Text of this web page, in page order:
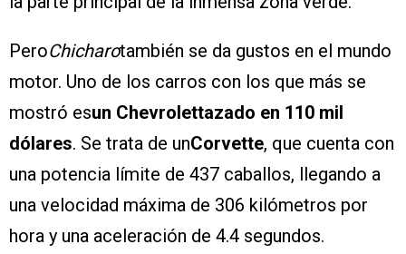
PeroChicharotambién se da gustos en el mundo
motor. Uno de los carros con los que más se
mostró esun Chevrolettazado en 110 mil
dólares. Se trata de unCorvette, que cuenta con
una potencia límite de 437 caballos, llegando a
una velocidad máxima de 306 kilómetros por
hora y una aceleración de 4.4 segundos.